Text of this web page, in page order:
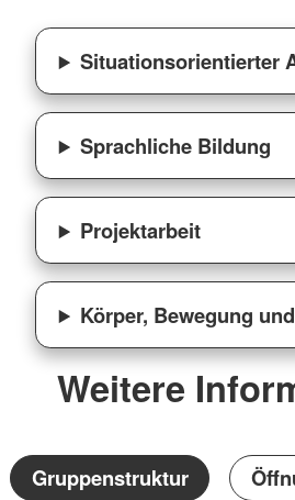
Situationsorientierter
Sprachliche Bildung
Projektarbeit
Körper, Bewegung
Weitere
Gruppenstruktur